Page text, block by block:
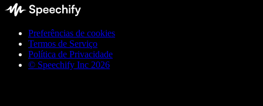
Preferências de cookies
Termos de Serviço
Política de Privacidade
© Speechify Inc 2026